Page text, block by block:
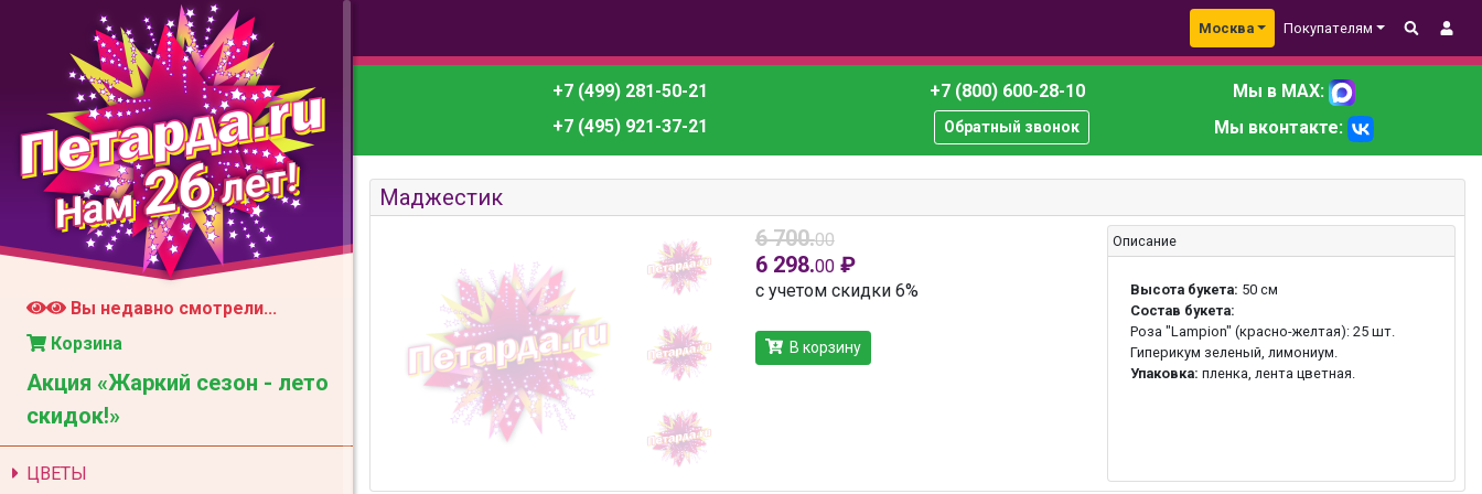
Нам26лет!
Вы недавно смотрели...
Корзина
Акция «Жаркий сезон - лето
скидок!»
ЦВЕТЫ
Москва Покупателям
+7 (499) 281-50-21
+7 (495) 921-37-21
+7 (800) 600-28-10
Обратный звонок
Мы в MAX:
Мы вконтакте:
Маджестик
6 700.00
6 298.00₽
с учетом скидки 6%
В корзину
Описание
Высота букета: 50 см
Состав букета:
Роза "Lampion" (красно-желтая): 25 шт.
Гиперикум зеленый, лимониум.
Упаковка: пленка, лента цветная.